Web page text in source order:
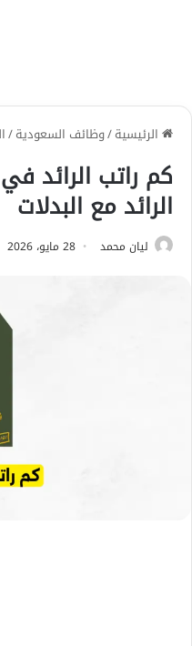
الرئيسية/وظائف السعودية/
كم راتب الرائد
الرائد مع البدلات
ليان محمد 28 مايو، 2026